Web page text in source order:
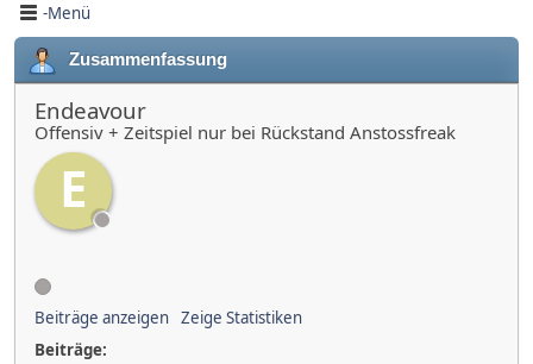
-Menü
Zusammenfassung
Endeavour
Offensiv + Zeitspiel nur bei Rückstand Anstossfreak
E
Beiträge anzeigen Zeige Statistiken
Beiträge: